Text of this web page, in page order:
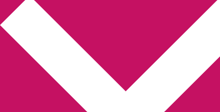
Annikas litteratur-
och kulturblogg
Deckare, kriminalromaner, thrillers
Hem Författarfemman
Webbshop Amazon